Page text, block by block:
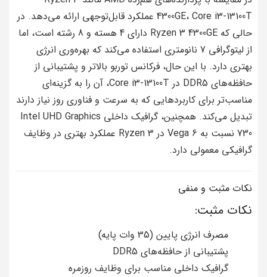
4300GE، Core i3-13100T عملکرد قابل‌توجهی ارائه می‌دهد. در
حالی که Ryzen 3 4300GE دارای 4 هسته و 8 رشته است، اما
از لیتوگرافی 7 نانومتری استفاده می‌کند که بهره‌وری انرژی
بهتری دارد. با این حال، فرکانس توربو بالاتر و پشتیبانی از
حافظه‌های DDR5 در Core i3-13100T، آن را به گزینه‌ای
مناسب‌تر برای کاربردهایی که به سرعت و فناوری روز نیاز دارند
تبدیل می‌کند. همچنین، گرافیک داخلی Intel UHD Graphics
730 نسبت به Vega 6 در Ryzen 3 عملکرد بهتری در وظایف
گرافیکی معمولی دارد.
نکات مثبت و منفی
نکات مثبت:
مصرف انرژی پایین (35 وات پایه)
پشتیبانی از حافظه‌های DDR5
گرافیک داخلی مناسب برای وظایف روزمره